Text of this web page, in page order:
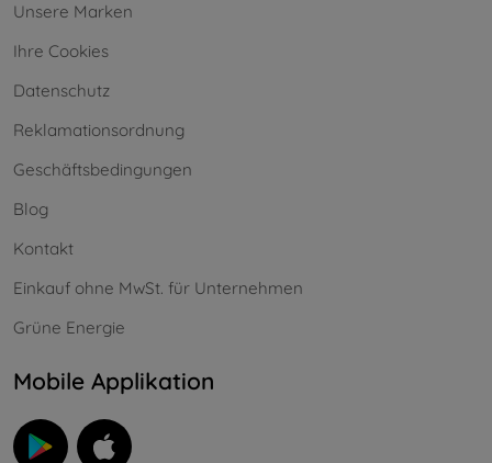
Unsere Marken
Ihre Cookies
Datenschutz
Reklamationsordnung
Geschäftsbedingungen
Blog
Kontakt
Einkauf ohne MwSt. für Unternehmen
Grüne Energie
Mobile Applikation